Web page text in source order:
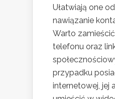
Ułatwiają one
nawiązanie
Warto
telefonu oraz
przypadku
internetowej, jej